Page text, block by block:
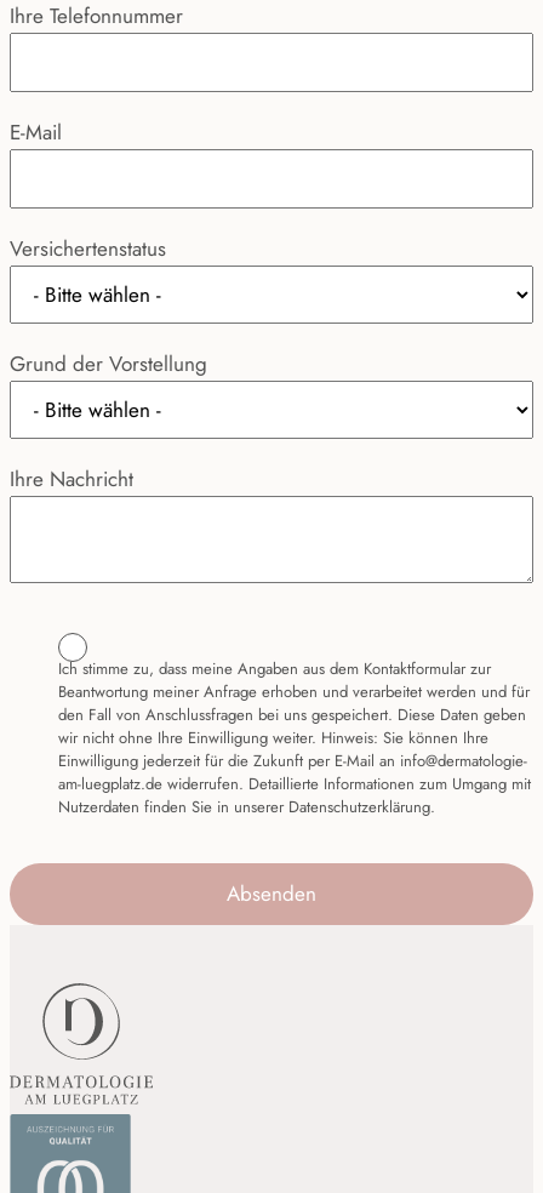
Ihre Telefonnummer
E-Mail
Versichertenstatus
Grund der Vorstellung
Ihre Nachricht
Ich stimme zu, dass meine Angaben aus dem Kontaktformular zur
Beantwortung meiner Anfrage erhoben und verarbeitet werden und für
den Fall von Anschlussfragen bei uns gespeichert. Diese Daten geben
wir nicht ohne Ihre Einwilligung weiter. Hinweis: Sie können Ihre
Einwilligung jederzeit für die Zukunft per E-Mail an info@dermatologie-
am-luegplatz.de widerrufen. Detaillierte Informationen zum Umgang mit
Nutzerdaten finden Sie in unserer Datenschutzerklärung.
Absenden